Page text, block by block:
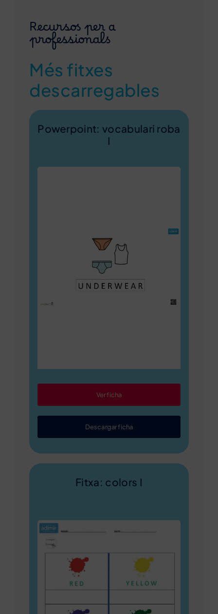
Recursos per a
professionals
Més fitxes
descarregables
Powerpoint: vocabulari roba
I
Ver ficha
Descargar ficha
Fitxa: colors I